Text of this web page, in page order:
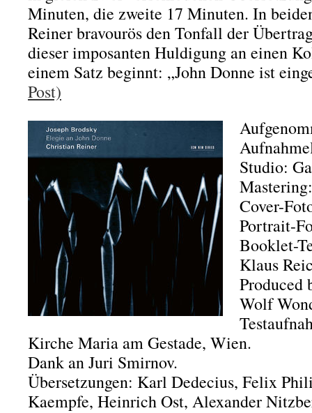
Minuten, die zweite 17 Minuten. In
Reiner bravourös den Tonfall der
dieser imposanten Huldigung an einen
einem Satz beginnt: „John Donne ist
Post)
Studio:
Cover-
Portrait-
Booklet-
Klaus
Produced
Wolf
Kirche Maria am Gestade, Wien.
Dank an Juri Smirnov.
Übersetzungen: Karl Dedecius, Felix
Kaempfe, Heinrich Ost, Alexander